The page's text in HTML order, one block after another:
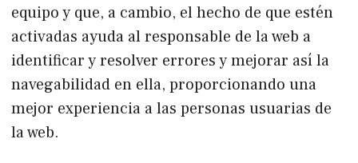
equipo y que, a cambio, el hecho de que estén
activadas ayuda al responsable de la web a
identificar y resolver errores y mejorar así la
navegabilidad en ella, proporcionando una
mejor experiencia a las personas usuarias de
la web.